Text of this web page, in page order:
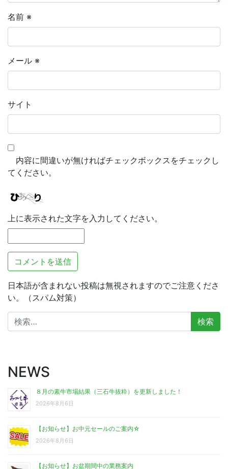
名前 ※
メール ※
サイト
内容に間違いが無ければチェックボックスをチェックし
てください。
上に表示された文字を入力してください。
日本語が含まれない投稿は無視されますのでご注意くださ
い。（スパム対策）
検
索:
NEWS
８月の素牛市場結果（三石牛抜粋）を更新しました！
2026年8月6日
【お知らせ】お中元セールのご案内☆
2026年8月6日
【お知らせ】お盆期間中の業務案内